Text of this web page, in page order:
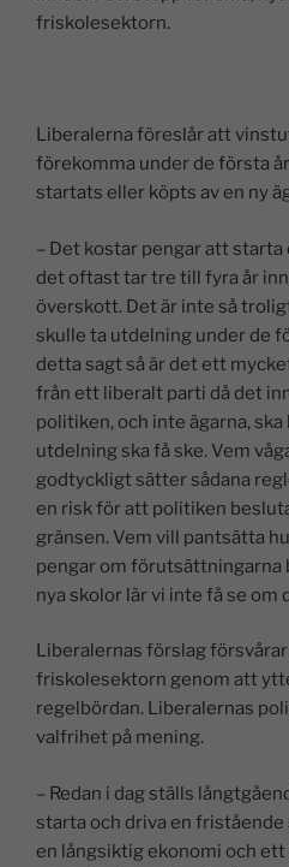
n o
k
friskolesektorn.
Liberalerna föreslår att
förekomma under de första
startats eller köpts av en ny
– Det kostar pengar att
det oftast tar tre till fyra år
överskott. Det är inte så
skulle ta utdelning under de
detta sagt så är det ett
från ett liberalt parti då det
politiken, och inte ägarna,
utdelning ska få ske. Vem
godtyckligt sätter sådana
en risk för att politiken
gränsen. Vem vill pantsätta
pengar om förutsättningarna
nya skolor lär vi inte få se
Liberalernas förslag
friskolesektorn genom att
regelbördan. Liberalernas
valfrihet på mening.
– Redan i dag ställs
starta och driva en fristående
en långsiktig ekonomi och